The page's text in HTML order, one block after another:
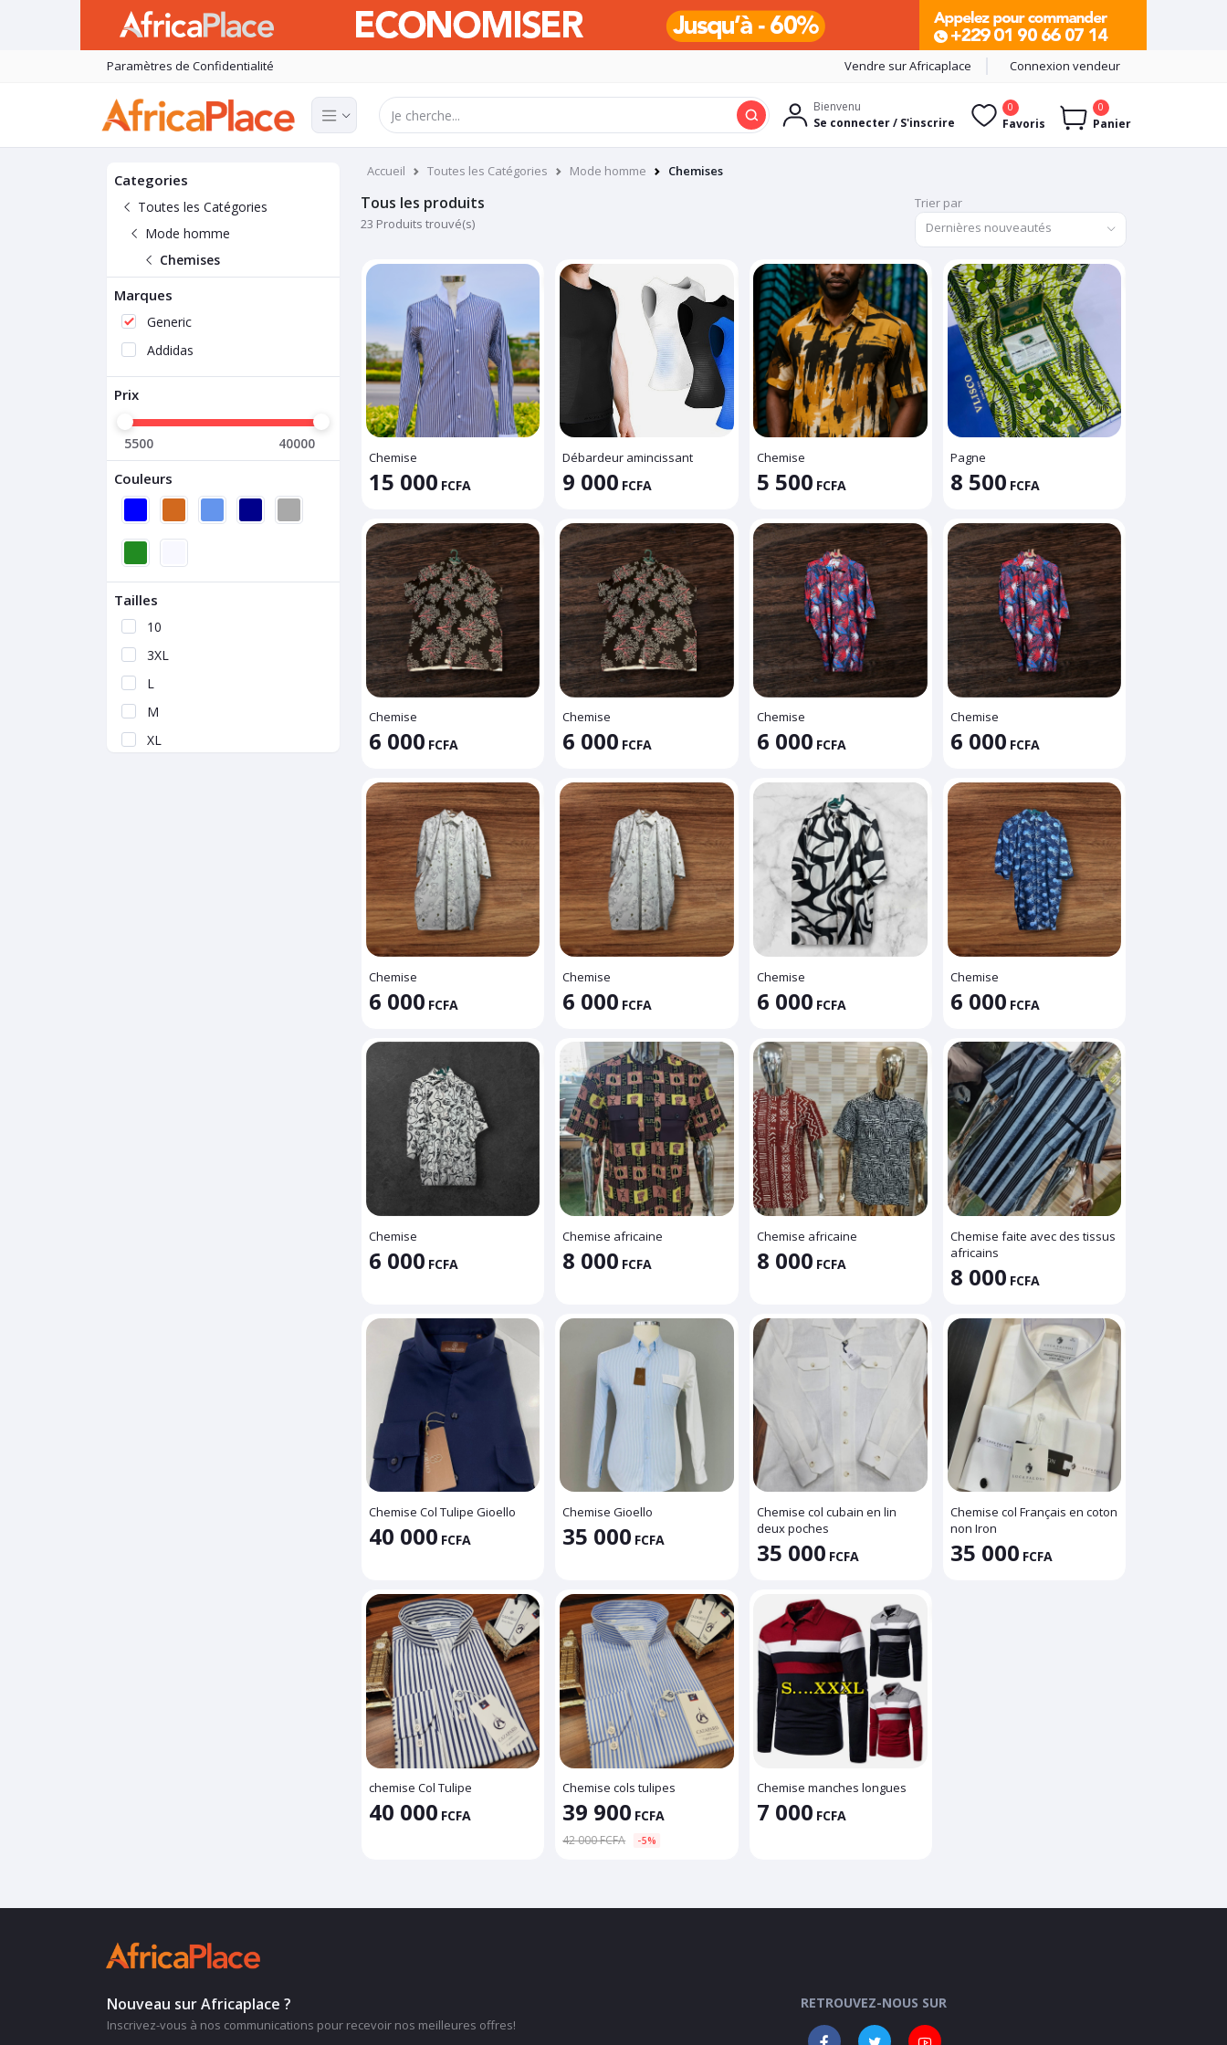
Paramètres de Confidentialité Vendre sur Africaplace Connexion vendeur
Bienvenu
Se connecter / S'inscrire
0
Favoris
0
Panier
Categories
Toutes les Catégories
Mode homme
Chemises
Marques
Generic
Addidas
Prix
5500 40000
Couleurs
Tailles
10
3XL
L
M
XL
Accueil Toutes les Catégories Mode homme Chemises
Tous les produits
23 Produits trouvé(s)
Trier par
Dernières nouveautés
Chemise
15 000 FCFA
Débardeur amincissant
9 000 FCFA
Chemise
5 500 FCFA
Pagne
8 500 FCFA
Chemise
6 000 FCFA
Chemise
6 000 FCFA
Chemise
6 000 FCFA
Chemise
6 000 FCFA
Chemise
6 000 FCFA
Chemise
6 000 FCFA
Chemise
6 000 FCFA
Chemise
6 000 FCFA
Chemise
6 000 FCFA
Chemise africaine
8 000 FCFA
Chemise africaine
8 000 FCFA
Chemise faite avec des tissus
africains
8 000 FCFA
Chemise Col Tulipe Gioello
40 000 FCFA
Chemise Gioello
35 000 FCFA
Chemise col cubain en lin
deux poches
35 000 FCFA
Chemise col Français en coton
non Iron
35 000 FCFA
chemise Col Tulipe
40 000 FCFA
Chemise cols tulipes
39 900 FCFA
42 000 FCFA -5%
Chemise manches longues
7 000 FCFA
Nouveau sur Africaplace ?
Inscrivez-vous à nos communications pour recevoir nos meilleures offres!
RETROUVEZ-NOUS SUR